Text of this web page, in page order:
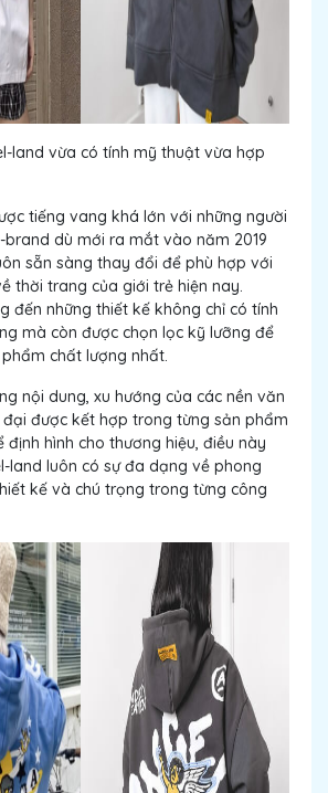
land vừa có tính mỹ thuật vừa hợp
tiếng vang khá lớn với những người
brand dù mới ra mắt vào năm 2019
sẵn sàng thay đổi để phù hợp với
thời trang của giới trẻ hiện nay.
đến những thiết kế không chỉ có tính
mà còn được chọn lọc kỹ lưỡng để
chất lượng nhất.
nội dung, xu hướng của các nền văn
được kết hợp trong từng sản phẩm
định hình cho thương hiệu, điều này
land luôn có sự đa dạng về phong
kế và chú trọng trong từng công